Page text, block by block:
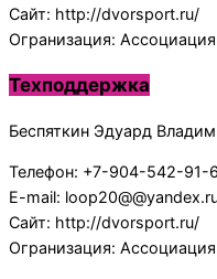
Сайт: http://dvorsport.ru/
Огранизация:
Техподдержка
Беспяткин Эдуард
Телефон: +7-904-542-91-
E-mail:
Сайт: http://dvorsport.ru/
Огранизация: